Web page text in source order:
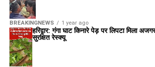
BREAKINGNEWS 1 year ago
हरिद्वार: गंगा घाट किनारे पेड़ पर लिपटा मिला
सुरक्षित रेस्क्यू